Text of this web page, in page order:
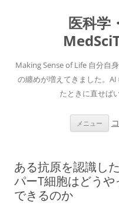
医科学
Making Sense of Life 自分自
の纏めが増えてきました。
たときに直せば
メニュー
ある抗原を認識し
パーT細胞はどう
できるのか